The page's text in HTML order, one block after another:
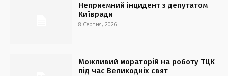
Неприємний інцидент з депутатом
Київради
8 Серпня, 2026
Можливий мораторій на роботу ТЦК
під час Великодніх свят